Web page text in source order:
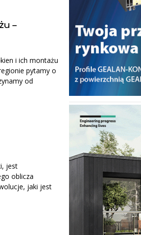
–
i ich montażu
pytamy o
od
jest
oblicza
jaki jest